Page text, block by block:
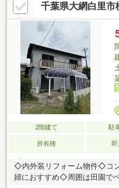
千葉県大網白里市
2階建て 駐
所有権
◇内外装リフォーム物件◇コ
婦におすすめ◇周囲は田園で